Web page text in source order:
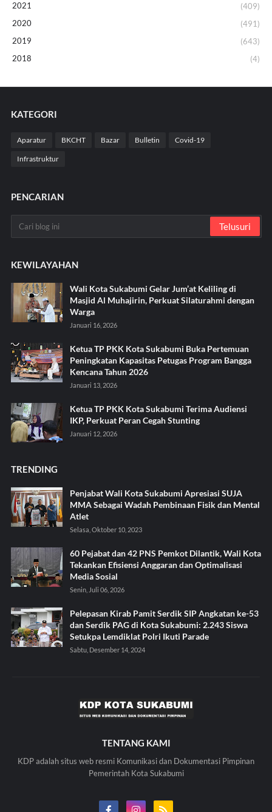
2021
(409)
2020
(491)
2019
(643)
2018
(4)
KATEGORI
Aparatur BKCHT Bazar Bulletin Covid-19
Infrastruktur
PENCARIAN
KEWILAYAHAN
Wali Kota Sukabumi Gelar Jum’at Keliling di
Masjid Al Muhajirin, Perkuat Silaturahmi dengan
Warga
Januari 16, 2026
Ketua TP PKK Kota Sukabumi Buka Pertemuan
Peningkatan Kapasitas Petugas Program Bangga
Kencana Tahun 2026
Januari 13, 2026
Ketua TP PKK Kota Sukabumi Terima Audiensi
IKP, Perkuat Peran Cegah Stunting
Januari 12, 2026
TRENDING
Penjabat Wali Kota Sukabumi Apresiasi SUJA
MMA Sebagai Wadah Pembinaan Fisik dan Mental
Atlet
Selasa, Oktober 10, 2023
60 Pejabat dan 42 PNS Pemkot Dilantik, Wali Kota
Tekankan Efisiensi Anggaran dan Optimalisasi
Media Sosial
Senin, Juli 06, 2026
Pelepasan Kirab Pamit Serdik SIP Angkatan ke-53
dan Serdik PAG di Kota Sukabumi: 2.243 Siswa
Setukpa Lemdiklat Polri Ikuti Parade
Sabtu, Desember 14, 2024
TENTANG KAMI
KDP adalah situs web resmi Komunikasi dan Dokumentasi Pimpinan
Pemerintah Kota Sukabumi